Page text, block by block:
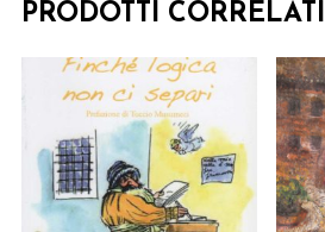
PRODOTTI CORRELATI